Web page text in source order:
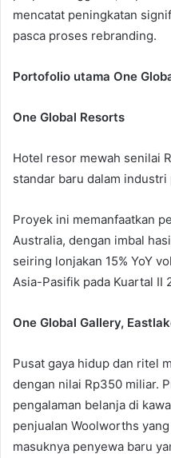
mencatat peningkatan
pasca proses rebranding.
Portofolio utama One
One Global Resorts
Hotel resor mewah senilai
standar baru dalam
Proyek ini memanfaatkan
Australia, dengan imbal
seiring lonjakan 15% YoY
Asia-Pasifik pada Kuartal II
One Global Gallery,
Pusat gaya hidup dan ritel
dengan nilai Rp350 miliar.
pengalaman belanja di
penjualan Woolworths
masuknya penyewa baru